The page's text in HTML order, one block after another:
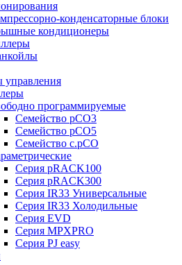
конденсаторные блоки
кондиционеры
управления
программируемые
Семейство pCO3
Семейство pCO5
Семейство c.pCO
Серия pRACK100
Серия pRACK300
Серия IR33 Универсальные
Серия IR33 Холодильные
Серия EVD
Серия MPXPRO
Серия PJ easy